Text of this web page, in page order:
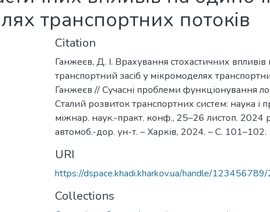
транспортних потоків
Citation
Ганжеєв, Д. І. Врахування стохастичних
транспортний засіб у мікромоделях
Ганжеєв // Cучасні проблеми функціонування
Сталий розвиток транспортних систем: наука і
міжнар. наук.-практ. конф., 25–26 листоп. 2024
автомоб.-дор. ун-т. – Харків, 2024. – С. 101–102.
URI
https://dspace.khadi.kharkov.ua/handle/
Collections